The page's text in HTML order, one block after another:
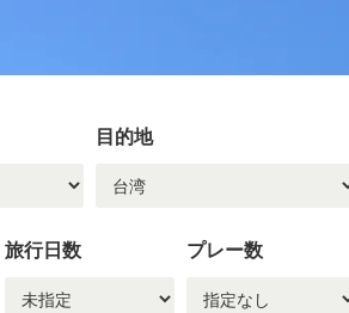
目的地
旅行日数 プレー数